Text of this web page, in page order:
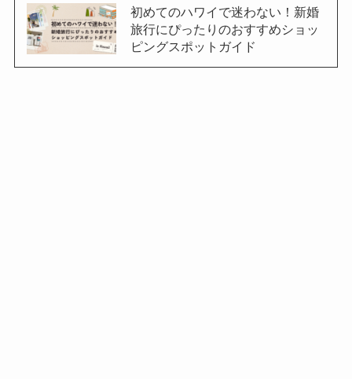
初めてのハワイで迷わない！新婚
旅行にぴったりのおすすめショッ
ピングスポットガイド